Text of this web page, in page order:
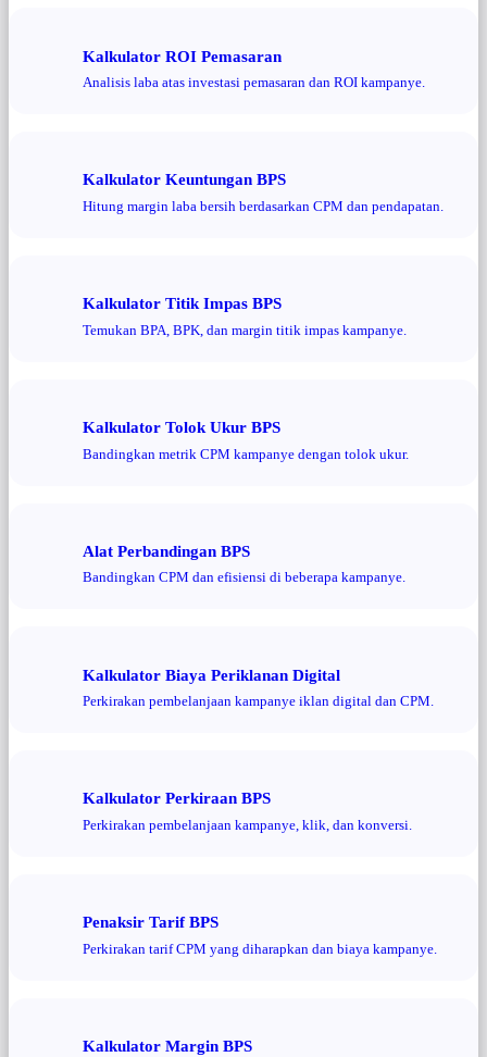
Kalkulator ROI Pemasaran
Analisis laba atas investasi pemasaran dan ROI kampanye.
Kalkulator Keuntungan BPS
Hitung margin laba bersih berdasarkan CPM dan pendapatan.
Kalkulator Titik Impas BPS
Temukan BPA, BPK, dan margin titik impas kampanye.
Kalkulator Tolok Ukur BPS
Bandingkan metrik CPM kampanye dengan tolok ukur.
Alat Perbandingan BPS
Bandingkan CPM dan efisiensi di beberapa kampanye.
Kalkulator Biaya Periklanan Digital
Perkirakan pembelanjaan kampanye iklan digital dan CPM.
Kalkulator Perkiraan BPS
Perkirakan pembelanjaan kampanye, klik, dan konversi.
Penaksir Tarif BPS
Perkirakan tarif CPM yang diharapkan dan biaya kampanye.
Kalkulator Margin BPS